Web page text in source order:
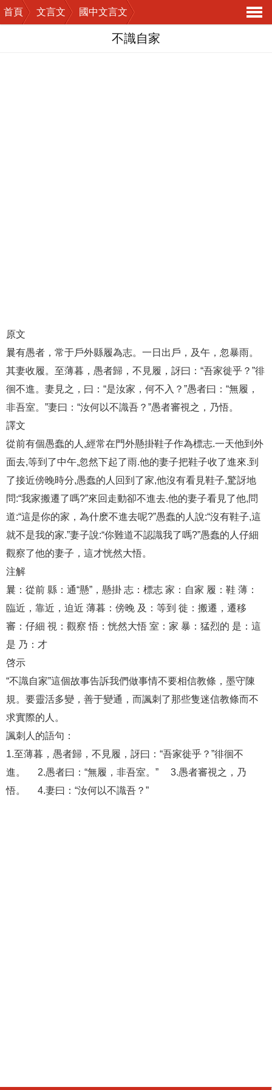
首頁 文言文
國中文言文
導
不識自家
原文
曩有愚者，常于戶外縣履為志。一日出戶，及午，忽暴雨。
其妻收履。至薄暮，愚者歸，不見履，訝曰：“吾家徙乎？”徘
徊不進。妻見之，曰：“是汝家，何不入？”愚者曰：“無履，
非吾室。”妻曰：“汝何以不識吾？”愚者審視之，乃悟。
譯文
從前有個愚蠢的人,經常在門外懸掛鞋子作為標志.一天他到外
面去,等到了中午,忽然下起了雨.他的妻子把鞋子收了進來.到
了接近傍晚時分,愚蠢的人回到了家,他沒有看見鞋子,驚訝地
問:“我家搬遷了嗎?”來回走動卻不進去.他的妻子看見了他,問
道:“這是你的家，為什麽不進去呢?”愚蠢的人說:“沒有鞋子,這
就不是我的家.”妻子說:“你難道不認識我了嗎?”愚蠢的人仔細
觀察了他的妻子，這才恍然大悟。
注解
曩：從前 縣：通“懸”，懸掛 志：標志 家：自家 履：鞋 薄：
臨近，靠近，迫近 薄暮：傍晚 及：等到 徙：搬遷，遷移
審：仔細 視：觀察 悟：恍然大悟 室：家 暴：猛烈的 是：這
是 乃：才
啓示
“不識自家”這個故事告訴我們做事情不要相信教條，墨守陳
規。要靈活多變，善于變通，而諷刺了那些隻迷信教條而不
求實際的人。
諷刺人的語句：
1.至薄暮，愚者歸，不見履，訝曰：“吾家徙乎？”徘徊不
進。 2.愚者曰：“無履，非吾室。” 3.愚者審視之，乃
悟。 4.妻曰：“汝何以不識吾？”